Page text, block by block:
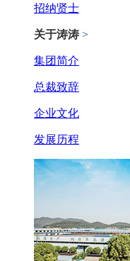
招纳贤士
关于涛涛 >
集团简介
总裁致辞
企业文化
发展历程